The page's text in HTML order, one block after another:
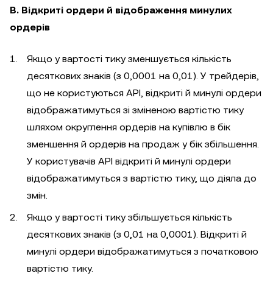
B. Відкриті ордери й відображення минулих
ордерів
Якщо у вартості тику зменшується кількість
десяткових знаків (з 0,0001 на 0,01). У трейдерів,
що не користуються API, відкриті й минулі ордери
відображатимуться зі зміненою вартістю тику
шляхом округлення ордерів на купівлю в бік
зменшення й ордерів на продаж у бік збільшення.
У користувачів API відкриті й минулі ордери
відображатимуться з вартістю тику, що діяла до
змін.
Якщо у вартості тику збільшується кількість
десяткових знаків (з 0,01 на 0,0001). Відкриті й
минулі ордери відображатимуться з початковою
вартістю тику.